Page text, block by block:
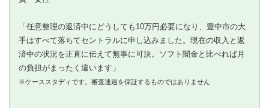
「任意整理の返済中にどうしても10万円必要になり、豊中市の大
手はすべて落ちてセントラルに申し込みました。現在の収入と返
済中の状況を正直に伝えて無事に可決。ソフト闇金と比べれば月
の負担がまったく違います」
※ケーススタディです。審査通過を保証するものではありません